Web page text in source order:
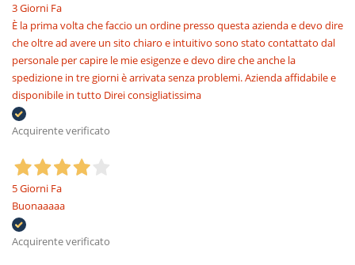
3 Giorni Fa
È la prima volta che faccio un ordine presso questa azienda e devo dire
che oltre ad avere un sito chiaro e intuitivo sono stato contattato dal
personale per capire le mie esigenze e devo dire che anche la
spedizione in tre giorni è arrivata senza problemi. Azienda affidabile e
disponibile in tutto Direi consigliatissima
Acquirente verificato
5 Giorni Fa
Buonaaaaa
Acquirente verificato